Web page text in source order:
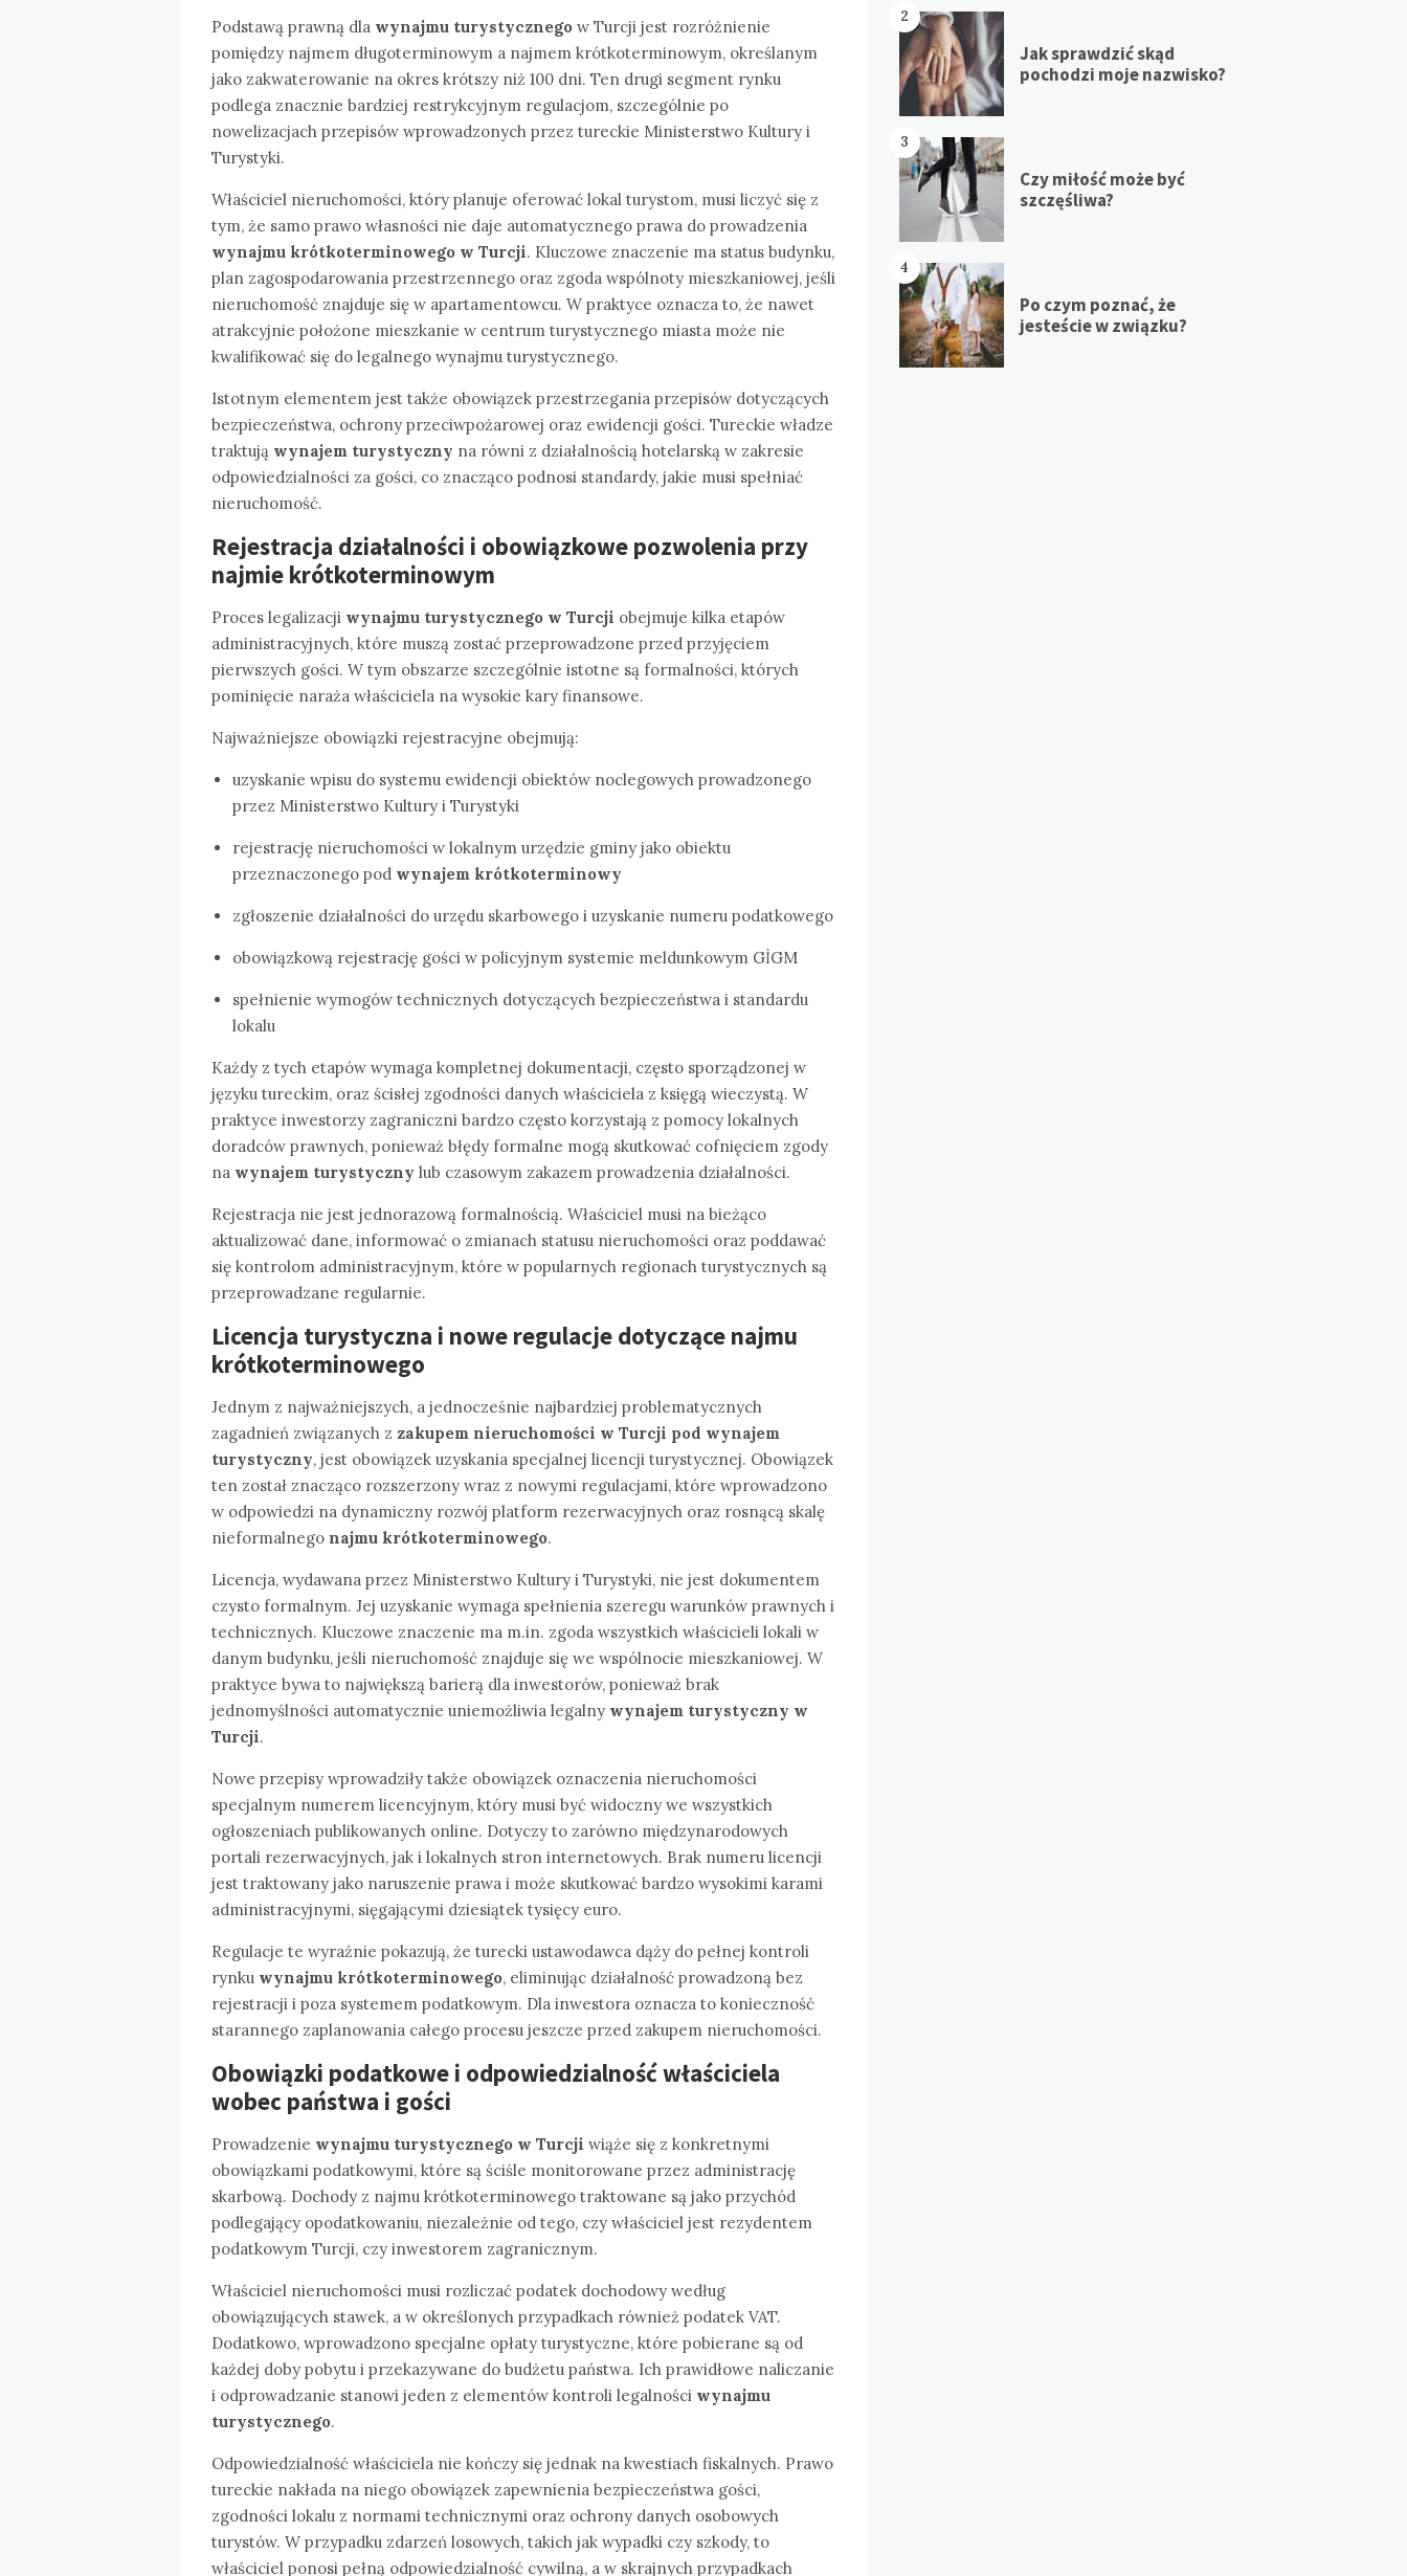
Podstawą prawną dla wynajmu turystycznego w Turcji jest rozróżnienie
pomiędzy najmem długoterminowym a najmem krótkoterminowym, określanym
jako zakwaterowanie na okres krótszy niż 100 dni. Ten drugi segment rynku
podlega znacznie bardziej restrykcyjnym regulacjom, szczególnie po
nowelizacjach przepisów wprowadzonych przez tureckie Ministerstwo Kultury i
Turystyki.
Właściciel nieruchomości, który planuje oferować lokal turystom, musi liczyć się z
tym, że samo prawo własności nie daje automatycznego prawa do prowadzenia
wynajmu krótkoterminowego w Turcji. Kluczowe znaczenie ma status budynku,
plan zagospodarowania przestrzennego oraz zgoda wspólnoty mieszkaniowej, jeśli
nieruchomość znajduje się w apartamentowcu. W praktyce oznacza to, że nawet
atrakcyjnie położone mieszkanie w centrum turystycznego miasta może nie
kwalifikować się do legalnego wynajmu turystycznego.
Istotnym elementem jest także obowiązek przestrzegania przepisów dotyczących
bezpieczeństwa, ochrony przeciwpożarowej oraz ewidencji gości. Tureckie władze
traktują wynajem turystyczny na równi z działalnością hotelarską w zakresie
odpowiedzialności za gości, co znacząco podnosi standardy, jakie musi spełniać
nieruchomość.
Rejestracja działalności i obowiązkowe pozwolenia przy
najmie krótkoterminowym
Proces legalizacji wynajmu turystycznego w Turcji obejmuje kilka etapów
administracyjnych, które muszą zostać przeprowadzone przed przyjęciem
pierwszych gości. W tym obszarze szczególnie istotne są formalności, których
pominięcie naraża właściciela na wysokie kary finansowe.
Najważniejsze obowiązki rejestracyjne obejmują:
uzyskanie wpisu do systemu ewidencji obiektów noclegowych prowadzonego
przez Ministerstwo Kultury i Turystyki
rejestrację nieruchomości w lokalnym urzędzie gminy jako obiektu
przeznaczonego pod wynajem krótkoterminowy
zgłoszenie działalności do urzędu skarbowego i uzyskanie numeru podatkowego
obowiązkową rejestrację gości w policyjnym systemie meldunkowym GİGM
spełnienie wymogów technicznych dotyczących bezpieczeństwa i standardu
lokalu
Każdy z tych etapów wymaga kompletnej dokumentacji, często sporządzonej w
języku tureckim, oraz ścisłej zgodności danych właściciela z księgą wieczystą. W
praktyce inwestorzy zagraniczni bardzo często korzystają z pomocy lokalnych
doradców prawnych, ponieważ błędy formalne mogą skutkować cofnięciem zgody
na wynajem turystyczny lub czasowym zakazem prowadzenia działalności.
Rejestracja nie jest jednorazową formalnością. Właściciel musi na bieżąco
aktualizować dane, informować o zmianach statusu nieruchomości oraz poddawać
się kontrolom administracyjnym, które w popularnych regionach turystycznych są
przeprowadzane regularnie.
Licencja turystyczna i nowe regulacje dotyczące najmu
krótkoterminowego
Jednym z najważniejszych, a jednocześnie najbardziej problematycznych
zagadnień związanych z zakupem nieruchomości w Turcji pod wynajem
turystyczny, jest obowiązek uzyskania specjalnej licencji turystycznej. Obowiązek
ten został znacząco rozszerzony wraz z nowymi regulacjami, które wprowadzono
w odpowiedzi na dynamiczny rozwój platform rezerwacyjnych oraz rosnącą skalę
nieformalnego najmu krótkoterminowego.
Licencja, wydawana przez Ministerstwo Kultury i Turystyki, nie jest dokumentem
czysto formalnym. Jej uzyskanie wymaga spełnienia szeregu warunków prawnych i
technicznych. Kluczowe znaczenie ma m.in. zgoda wszystkich właścicieli lokali w
danym budynku, jeśli nieruchomość znajduje się we wspólnocie mieszkaniowej. W
praktyce bywa to największą barierą dla inwestorów, ponieważ brak
jednomyślności automatycznie uniemożliwia legalny wynajem turystyczny w
Turcji.
Nowe przepisy wprowadziły także obowiązek oznaczenia nieruchomości
specjalnym numerem licencyjnym, który musi być widoczny we wszystkich
ogłoszeniach publikowanych online. Dotyczy to zarówno międzynarodowych
portali rezerwacyjnych, jak i lokalnych stron internetowych. Brak numeru licencji
jest traktowany jako naruszenie prawa i może skutkować bardzo wysokimi karami
administracyjnymi, sięgającymi dziesiątek tysięcy euro.
Regulacje te wyraźnie pokazują, że turecki ustawodawca dąży do pełnej kontroli
rynku wynajmu krótkoterminowego, eliminując działalność prowadzoną bez
rejestracji i poza systemem podatkowym. Dla inwestora oznacza to konieczność
starannego zaplanowania całego procesu jeszcze przed zakupem nieruchomości.
Obowiązki podatkowe i odpowiedzialność właściciela
wobec państwa i gości
Prowadzenie wynajmu turystycznego w Turcji wiąże się z konkretnymi
obowiązkami podatkowymi, które są ściśle monitorowane przez administrację
skarbową. Dochody z najmu krótkoterminowego traktowane są jako przychód
podlegający opodatkowaniu, niezależnie od tego, czy właściciel jest rezydentem
podatkowym Turcji, czy inwestorem zagranicznym.
Właściciel nieruchomości musi rozliczać podatek dochodowy według
obowiązujących stawek, a w określonych przypadkach również podatek VAT.
Dodatkowo, wprowadzono specjalne opłaty turystyczne, które pobierane są od
każdej doby pobytu i przekazywane do budżetu państwa. Ich prawidłowe naliczanie
i odprowadzanie stanowi jeden z elementów kontroli legalności wynajmu
turystycznego.
Odpowiedzialność właściciela nie kończy się jednak na kwestiach fiskalnych. Prawo
tureckie nakłada na niego obowiązek zapewnienia bezpieczeństwa gości,
zgodności lokalu z normami technicznymi oraz ochrony danych osobowych
turystów. W przypadku zdarzeń losowych, takich jak wypadki czy szkody, to
właściciel ponosi pełną odpowiedzialność cywilną, a w skrajnych przypadkach
2
Jak sprawdzić skąd
pochodzi moje nazwisko?
3
Czy miłość może być
szczęśliwa?
4
Po czym poznać, że
jesteście w związku?